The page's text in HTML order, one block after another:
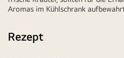
Aromas im Kühlschrank
Rezept